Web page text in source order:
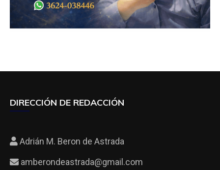
DIRECCIÓN DE REDACCIÓN
Adrián M. Beron de Astrada
amberondeastrada@gmail.com